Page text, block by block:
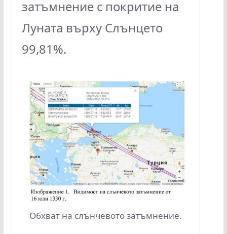
затъмнение с покритие на
Луната върху Слънцето
99,81%.
Обхват на слънчевото затъмнение.